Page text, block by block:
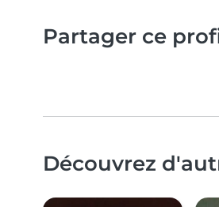
Partager ce
Découvrez